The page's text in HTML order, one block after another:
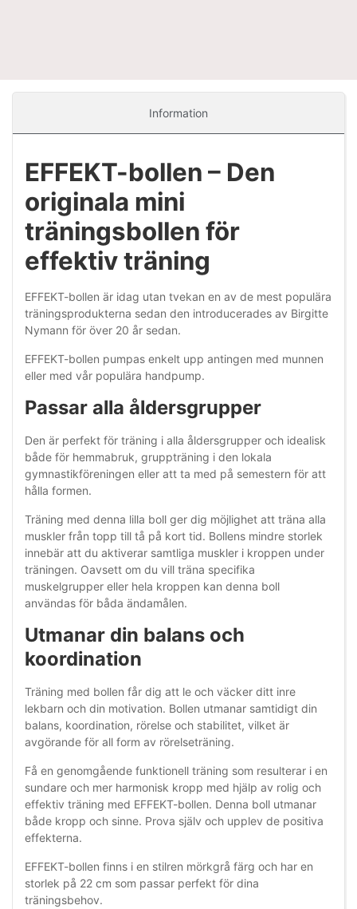
Information
EFFEKT-bollen – Den
originala mini
träningsbollen för
effektiv träning
EFFEKT-bollen är idag utan tvekan en av de mest populära
träningsprodukterna sedan den introducerades av Birgitte
Nymann för över 20 år sedan.
EFFEKT-bollen pumpas enkelt upp antingen med munnen
eller med vår populära handpump.
Passar alla åldersgrupper
Den är perfekt för träning i alla åldersgrupper och idealisk
både för hemmabruk, gruppträning i den lokala
gymnastikföreningen eller att ta med på semestern för att
hålla formen.
Träning med denna lilla boll ger dig möjlighet att träna alla
muskler från topp till tå på kort tid. Bollens mindre storlek
innebär att du aktiverar samtliga muskler i kroppen under
träningen. Oavsett om du vill träna specifika
muskelgrupper eller hela kroppen kan denna boll
användas för båda ändamålen.
Utmanar din balans och
koordination
Träning med bollen får dig att le och väcker ditt inre
lekbarn och din motivation. Bollen utmanar samtidigt din
balans, koordination, rörelse och stabilitet, vilket är
avgörande för all form av rörelseträning.
Få en genomgående funktionell träning som resulterar i en
sundare och mer harmonisk kropp med hjälp av rolig och
effektiv träning med EFFEKT-bollen. Denna boll utmanar
både kropp och sinne. Prova själv och upplev de positiva
effekterna.
EFFEKT-bollen finns i en stilren mörkgrå färg och har en
storlek på 22 cm som passar perfekt för dina
träningsbehov.